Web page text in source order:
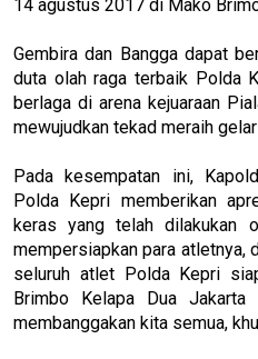
14 agustus 2017 di Mako
Gembira dan Bangga dapat
duta olah raga terbaik Polda
berlaga di arena kejuaraan
mewujudkan tekad meraih gelar
Pada kesempatan ini,
Polda Kepri memberikan
keras yang telah dilakukan
mempersiapkan para atletnya,
seluruh atlet Polda Kepri
Brimbo Kelapa Dua
membanggakan kita semua,